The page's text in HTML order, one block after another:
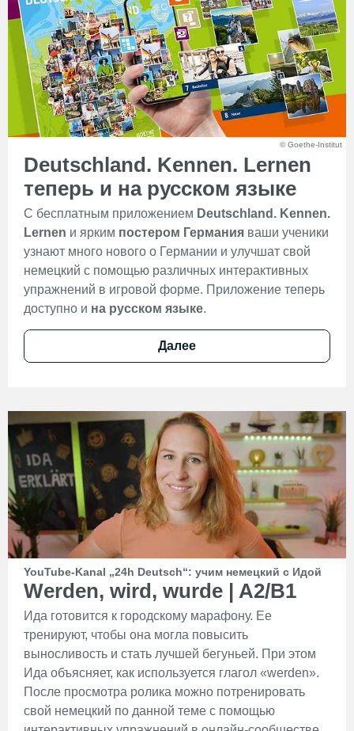
© Goethe-Institut
Deutschland. Kennen. Lernen
теперь и на русском языке
C бесплатным приложением Deutschland. Kennen.
Lernen и ярким постером Германия ваши ученики
узнают много нового о Германии и улучшат свой
немецкий с помощью различных интерактивных
упражнений в игровой форме. Приложение теперь
доступно и на русском языке.
Далее
YouTube-Kanal „24h Deutsch“: учим немецкий с Идой
Werden, wird, wurde | A2/B1
Ида готовится к городскому марафону. Ее
тренируют, чтобы она могла повысить
выносливость и стать лучшей бегуньей. При этом
Ида объясняет, как используется глагол «werden».
После просмотра ролика можно потренировать
свой немецкий по данной теме с помощью